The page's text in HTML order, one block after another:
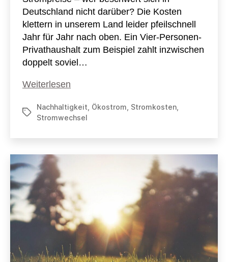
Deutschland nicht darüber? Die Kosten
klettern in unserem Land leider pfeilschnell
Jahr für Jahr nach oben. Ein Vier-Personen-
Privathaushalt zum Beispiel zahlt inzwischen
doppelt soviel…
Weiterlesen
Schlagwörter
Nachhaltigkeit Ökostrom Stromkosten
Stromwechsel